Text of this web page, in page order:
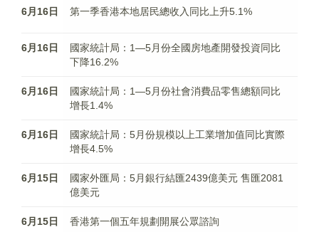
6月16日 第一季香港本地居民總收入同比上升5.1%
6月16日
國家統計局：1—5月份全國房地產開發投資同比
下降16.2%
6月16日
國家統計局：1—5月份社會消費品零售總額同比
增長1.4%
6月16日
國家統計局：5月份規模以上工業增加值同比實際
增長4.5%
6月15日
國家外匯局：5月銀行結匯2439億美元 售匯2081
億美元
6月15日 香港第一個五年規劃開展公眾諮詢